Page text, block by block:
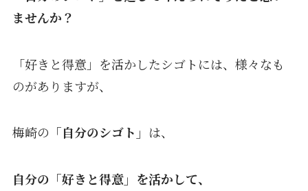
ませんか？
「好きと得意」を活かしたシゴトには、様々なも
のがありますが、
梅崎の 「自分のシゴト」 は、
自分の「好きと得意」を活かして、